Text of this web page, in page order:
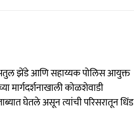
अतुल झेंडे आणि सहाय्यक पोलिस आयुक्त
मार्गदर्शनाखाली कोळशेवाडी
घेतले असून त्यांची परिसरातून धिंड